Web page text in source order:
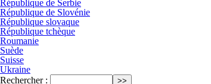
République de Serbie
République de Slovénie
République slovaque
République tchèque
Roumanie
Suède
Suisse
Ukraine
Rechercher :